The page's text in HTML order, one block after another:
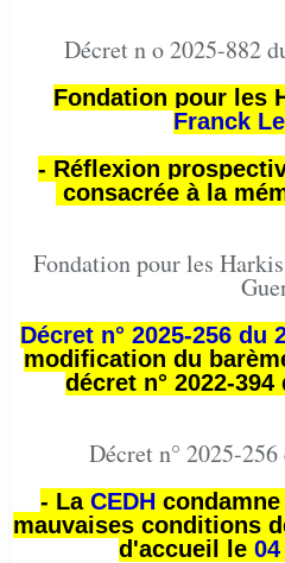
Décret n o 2025-882
Fondation pour les
Franck
- Réflexion
consacrée à la
Fondation pour les
Décret n° 2025-256 du
modification du
décret n° 2022-
Décret n° 2025-
- La CEDH
mauvaises conditions
d'accueil le